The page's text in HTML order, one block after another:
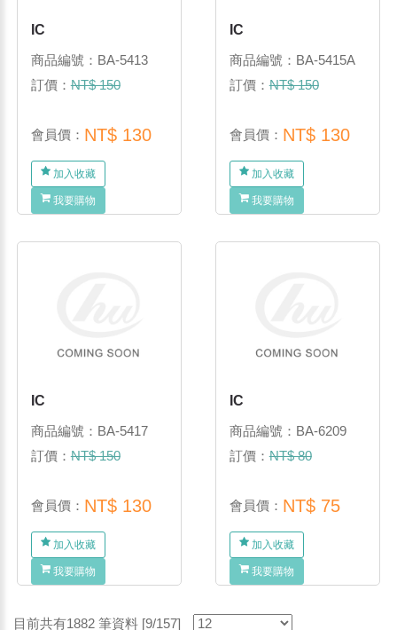
IC
商品編號：BA-5413
訂價：NT$ 150
會員價： NT$ 130
加入收藏
我要購物
IC
商品編號：BA-5415A
訂價：NT$ 150
會員價： NT$ 130
加入收藏
我要購物
IC
商品編號：BA-5417
訂價：NT$ 150
會員價： NT$ 130
加入收藏
我要購物
IC
商品編號：BA-6209
訂價：NT$ 80
會員價： NT$ 75
加入收藏
我要購物
目前共有1882 筆資料 [9/157]